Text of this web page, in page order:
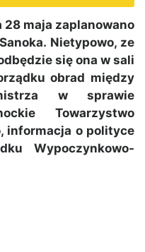
28 maja zaplanowano
Nietypowo, ze
się ona w sali
obrad między
w sprawie
Towarzystwo
informacja o polityce
Wypoczynkowo-